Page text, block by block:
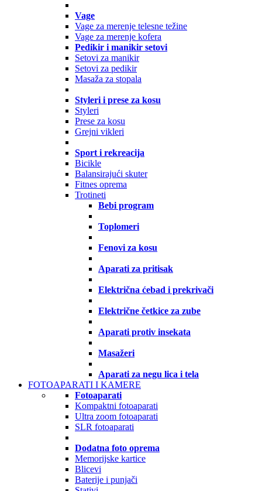
Vage
Vage za merenje telesne težine
Vage za merenje kofera
Pedikir i manikir setovi
Setovi za manikir
Setovi za pedikir
Masaža za stopala
Styleri i prese za kosu
Styleri
Prese za kosu
Grejni vikleri
Sport i rekreacija
Bicikle
Balansirajući skuter
Fitnes oprema
Trotineti
Bebi program
Toplomeri
Fenovi za kosu
Aparati za pritisak
Električna ćebad i prekrivači
Električne četkice za zube
Aparati protiv insekata
Masažeri
Aparati za negu lica i tela
FOTOAPARATI I KAMERE
Fotoaparati
Kompaktni fotoaparati
Ultra zoom fotoaparati
SLR fotoaparati
Dodatna foto oprema
Memorijske kartice
Blicevi
Baterije i punjači